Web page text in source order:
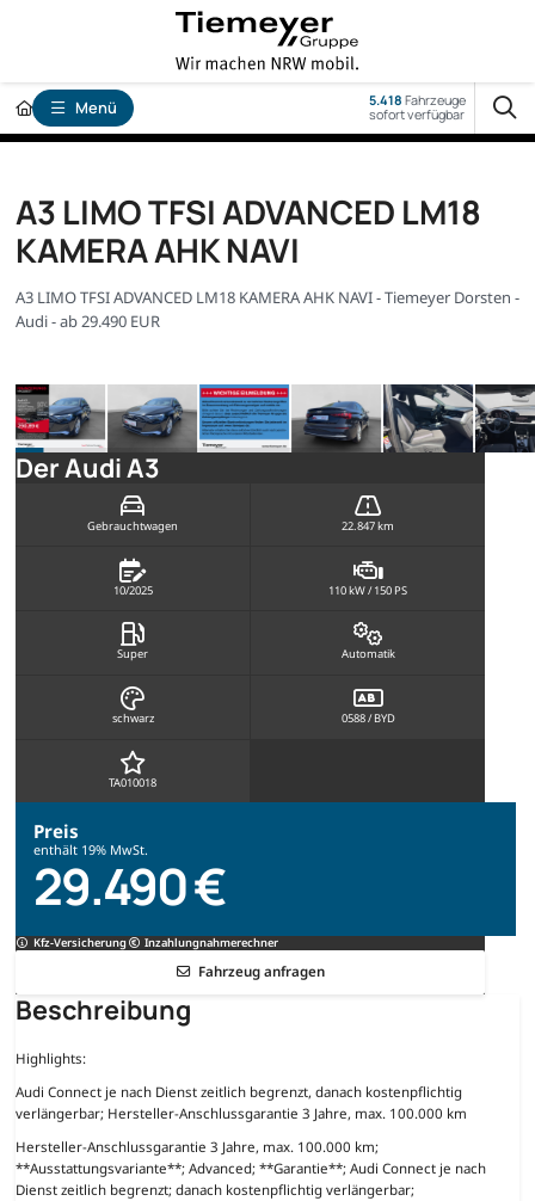
Menü 5.418 Fahrzeuge
sofort verfügbar
A3 LIMO TFSI ADVANCED LM18
KAMERA AHK NAVI
A3 LIMO TFSI ADVANCED LM18 KAMERA AHK NAVI - Tiemeyer Dorsten -
Audi - ab 29.490 EUR
Der Audi A3
Gebrauchtwagen 22.847 km
10/2025 110 kW / 150 PS
Super Automatik
schwarz 0588 / BYD
TA010018
Preis
enthält 19% MwSt.
29.490 €
Kfz-Versicherung Inzahlungnahmerechner
Fahrzeug anfragen
Beschreibung
Highlights:
Audi Connect je nach Dienst zeitlich begrenzt, danach kostenpflichtig
verlängerbar; Hersteller-Anschlussgarantie 3 Jahre, max. 100.000 km
Hersteller-Anschlussgarantie 3 Jahre, max. 100.000 km;
**Ausstattungsvariante**; Advanced; **Garantie**; Audi Connect je nach
Dienst zeitlich begrenzt; danach kostenpflichtig verlängerbar;